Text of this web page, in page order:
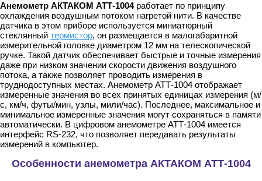
Анемометр АКТАКОМ АТТ-1004работает по принципу
охлаждения воздушным потоком нагретой нити. В качестве
датчика в этом приборе используется миниатюрный
стеклянный термистор, он размещается в малогабаритной
измерительной головке диаметром 12 мм на телескопической
ручке. Такой датчик обеспечивает быстрые и точные измерения
даже при низком значении скорости движения воздушного
потока, а также позволяет проводить измерения в
труднодоступных местах. Анемометр АТТ-1004 отображает
измеренные значения во всех принятых единицах измерения (м/
с, км/ч, футы/мин, узлы, мили/час). Последнее, максимальное и
минимальное измеренные значения могут сохраняться в памяти
автоматически. В цифровом анемометре АТТ-1004 имеется
интерфейс RS-232, что позволяет передавать результаты
измерений в компьютер.
Особенности анемометра АКТАКОМ АТТ-1004